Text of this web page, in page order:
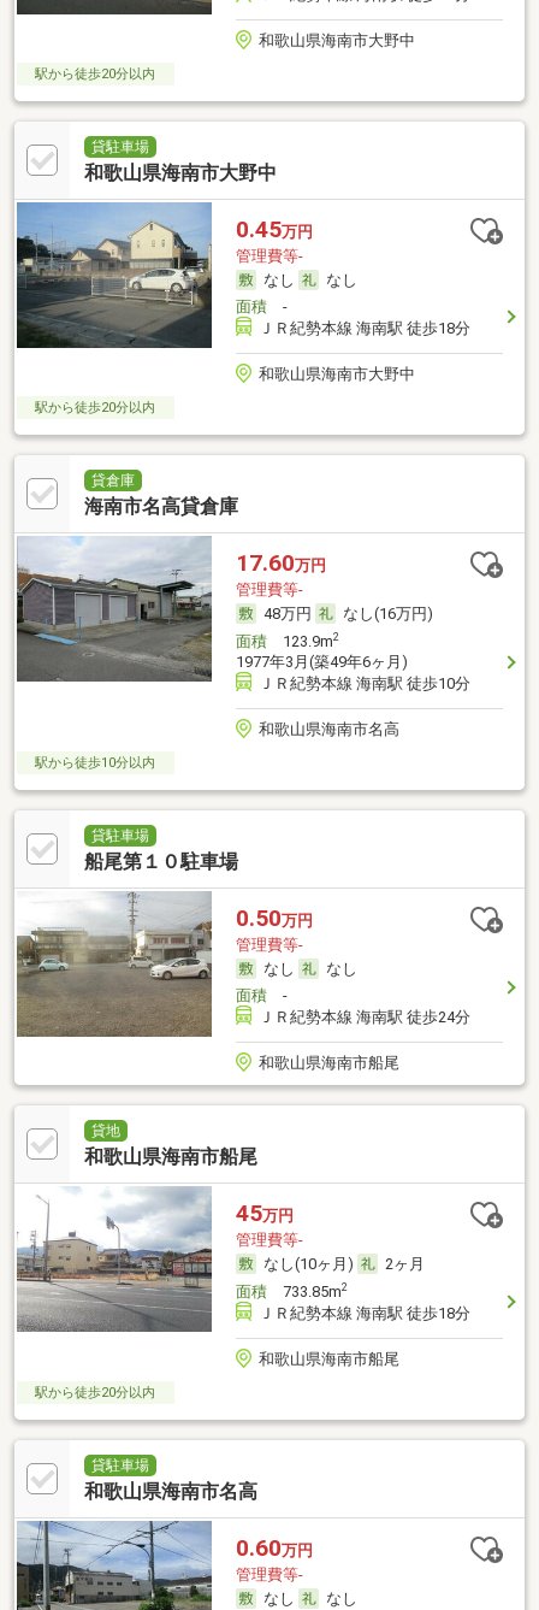
和歌山県海南市大野中
駅から徒歩20分以内
貸駐車場
和歌山県海南市大野中
0.45万円
管理費等-
なし
なし
面積-
ＪＲ紀勢本線 海南駅 徒歩18分
和歌山県海南市大野中
駅から徒歩20分以内
貸倉庫
海南市名高貸倉庫
17.60万円
管理費等-
48万円
なし(16万円)
面積123.9m2
1977年3月(築49年6ヶ月)
ＪＲ紀勢本線 海南駅 徒歩10分
和歌山県海南市名高
駅から徒歩10分以内
貸駐車場
船尾第１０駐車場
0.50万円
管理費等-
なし
なし
面積-
ＪＲ紀勢本線 海南駅 徒歩24分
和歌山県海南市船尾
貸地
和歌山県海南市船尾
45万円
管理費等-
なし(10ヶ月)
2ヶ月
面積733.85m2
ＪＲ紀勢本線 海南駅 徒歩18分
和歌山県海南市船尾
駅から徒歩20分以内
貸駐車場
和歌山県海南市名高
0.60万円
管理費等-
なし
なし